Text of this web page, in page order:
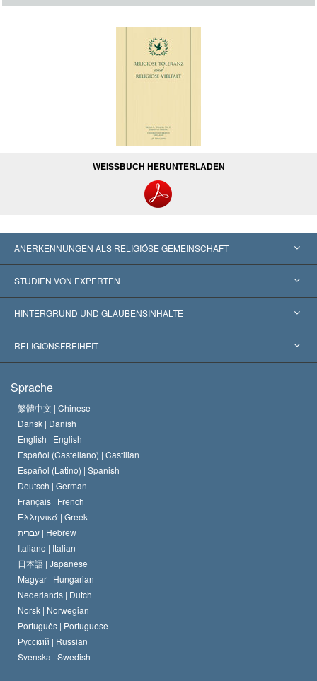
WEISSBUCH HERUNTERLADEN
ANERKENNUNGEN ALS RELIGIÖSE GEMEINSCHAFT
Vereinigte Staaten von Amerika
Weltweite Anerkennungen
Wegweisende Entscheidungen
STUDIEN VON EXPERTEN
Gutachten nach Kategorie
Die weltweit führenden Experten
HINTERGRUND UND GLAUBENSINHALTE
L. Ron Hubbard
Das Glaubensbekenntnis der Scientology Kirche
Der Kodex eines Scientologen
David Miscavige
RELIGIONSFREIHEIT
Internationale Menschenrechtsnormen
Eine öffentliche Erklärung über Religion
Sprache
繁體中文 | Chinese
Dansk | Danish
English | English
Español (Castellano) | Castilian
Español (Latino) | Spanish
Deutsch | German
Français | French
Ελληνικά | Greek
עברית | Hebrew
Italiano | Italian
日本語 | Japanese
Magyar | Hungarian
Nederlands | Dutch
Norsk | Norwegian
Português | Portuguese
Русский | Russian
Svenska | Swedish